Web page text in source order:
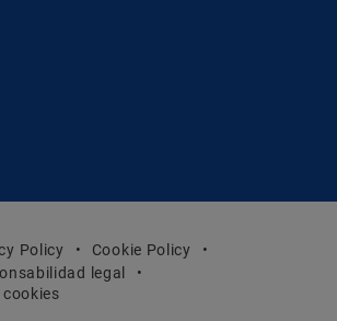
Policy
Cookie Policy
legal